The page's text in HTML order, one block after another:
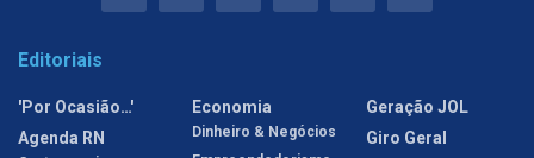
Editoriais
'Por Ocasião…'
Agenda RN
Economia
Dinheiro & Negócios
Geração JOL
Giro Geral